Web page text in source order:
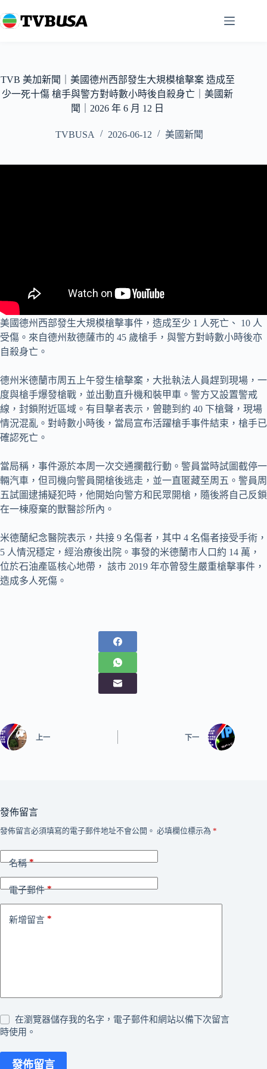
至
容
TVB 美加新聞｜美國德州西部發生大規模槍擊案 造成至
少一死十傷 槍手與警方對峙數小時後自殺身亡｜美國新
聞｜2026 年 6 月 12 日
TVBUSA 2026-06-12 美國新聞
美國德州西部發生大規模槍擊事件，造成至少 1 人死亡、 10 人
受傷。來自德州敖德薩市的 45 歲槍手，與警方對峙數小時後亦
自殺身亡。
德州米德蘭市周五上午發生槍擊案，大批執法人員趕到現場，一
度與槍手爆發槍戰，並出動直升機和裝甲車。警方又設置警戒
線，封鎖附近區域。有目擊者表示，曾聽到約 40 下槍聲，現場
情況混亂。對峙數小時後，當局宣布活躍槍手事件結束，槍手已
確認死亡。
當局稱，事件源於本周一次交通攔截行動。警員當時試圖截停一
輛汽車，但司機向警員開槍後逃走，並一直匿藏至周五。警員周
五試圖逮捕疑犯時，他開始向警方和民眾開槍，隨後將自己反鎖
在一棟廢棄的獸醫診所內。
米德蘭紀念醫院表示，共接 9 名傷者，其中 4 名傷者接受手術，
5 人情況穩定，經治療後出院。事發的米德蘭市人口約 14 萬，
位於石油產區核心地帶， 該市 2019 年亦曾發生嚴重槍擊事件，
造成多人死傷。
上一 下一
發佈留言
發佈留言必須填寫的電子郵件地址不會公開。 必填欄位標示為 *
名稱*
電子郵件*
新增留言 *
在瀏覽器儲存我的名字，電子郵件和網站以備下次留言
時使用。
發佈留言